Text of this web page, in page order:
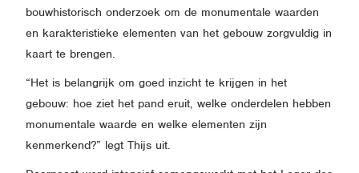
bouwhistorisch onderzoek om de monumentale waarden
en karakteristieke elementen van het gebouw zorgvuldig in
kaart te brengen.
“Het is belangrijk om goed inzicht te krijgen in het
gebouw: hoe ziet het pand eruit, welke onderdelen hebben
monumentale waarde en welke elementen zijn
kenmerkend?” legt Thijs uit.